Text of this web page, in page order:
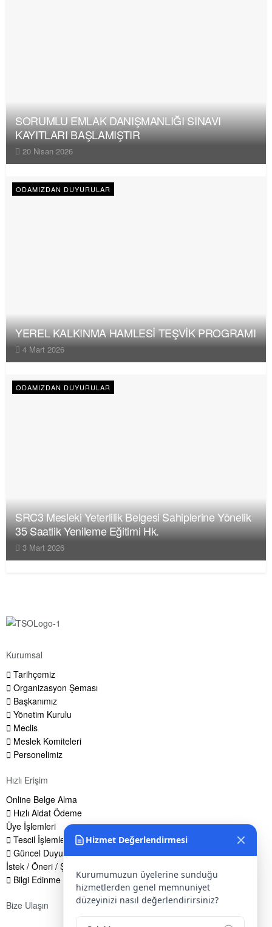
SORUMLU EMLAK DANIŞMANLIĞI SINAVI
KAYITLARI BAŞLAMIŞTIR
20 Nisan 2026
ODAMIZDAN DUYURULAR
YEREL KALKINMA HAMLESİ TEŞVİK PROGRAMI
4 Mart 2026
ODAMIZDAN DUYURULAR
SRC3 Mesleki Yeterlilik Belgesi Sahiplerine Yönelik
35 Saatlik Yenileme Eğitimi Hk.
3 Mart 2026
Kurumsal
Tarihçemiz
Organizasyon Şeması
Başkanımız
Yönetim Kurulu
Meclis
Meslek Komiteleri
Personelimiz
Hızlı Erişim
Online Belge Alma
Hızlı Aidat Ödeme
Üye İşlemleri
Tescil İşlemleri
Güncel Duyurular
İstek / Öneri / Şikayet Formu
Bilgi Edinme Hakkı
Bize Ulaşın
Hizmet Değerlendirmesi
Kurumumuzun üyelerine sunduğu
hizmetlerden genel memnuniyet
düzeyinizi nasıl değerlendirirsiniz?